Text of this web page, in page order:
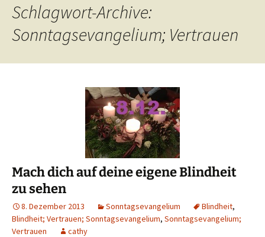
Schlagwort-Archive:
Sonntagsevangelium; Vertrauen
Mach dich auf deine eigene Blindheit
zu sehen
8. Dezember 2013 Sonntagsevangelium Blindheit,
Blindheit; Vertrauen; Sonntagsevangelium, Sonntagsevangelium;
Vertrauen
cathy